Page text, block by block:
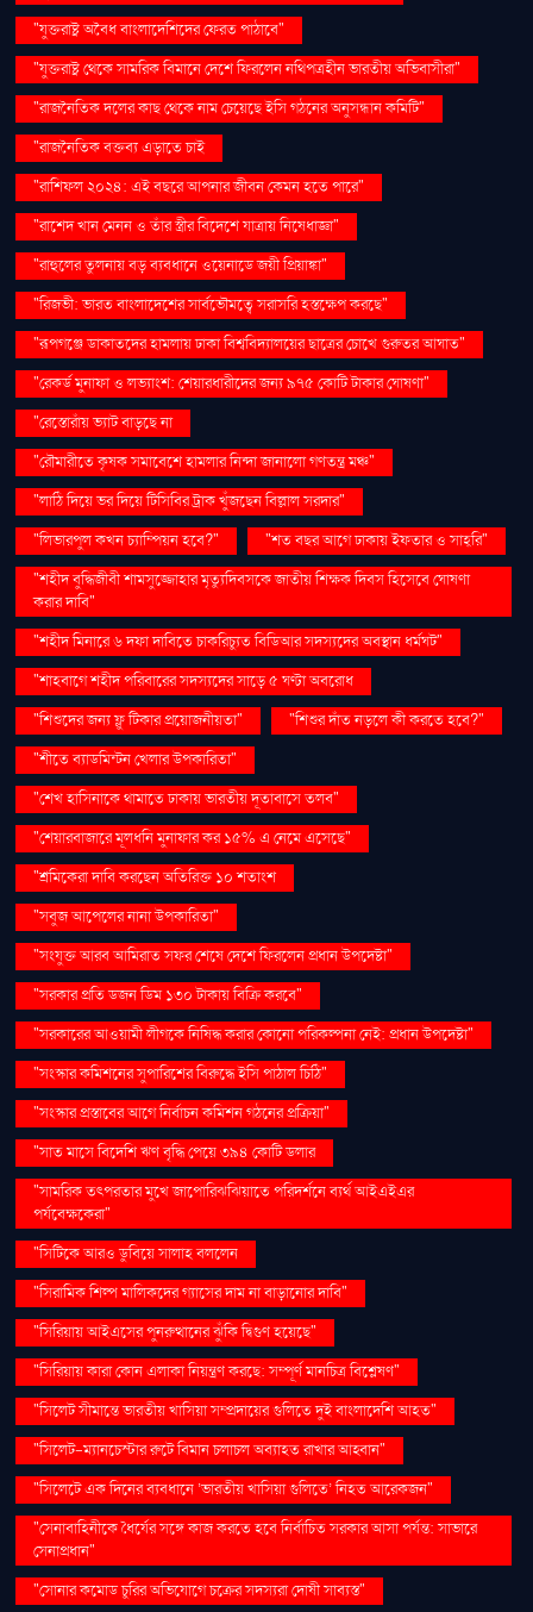
"যুক্তরাষ্ট্র অবৈধ বাংলাদেশিদের ফেরত পাঠাবে"
"যুক্তরাষ্ট্র থেকে সামরিক বিমানে দেশে ফিরলেন নথিপত্রহীন ভারতীয় অভিবাসীরা"
"রাজনৈতিক দলের কাছ থেকে নাম চেয়েছে ইসি গঠনের অনুসন্ধান কমিটি"
"রাজনৈতিক বক্তব্য এড়াতে চাই
"রাশিফল ২০২৪: এই বছরে আপনার জীবন কেমন হতে পারে"
"রাশেদ খান মেনন ও তাঁর স্ত্রীর বিদেশে যাত্রায় নিষেধাজ্ঞা"
"রাহুলের তুলনায় বড় ব্যবধানে ওয়েনাডে জয়ী প্রিয়াঙ্কা"
"রিজভী: ভারত বাংলাদেশের সার্বভৌমত্বে সরাসরি হস্তক্ষেপ করছে"
"রূপগঞ্জে ডাকাতদের হামলায় ঢাকা বিশ্ববিদ্যালয়ের ছাত্রের চোখে গুরুতর আঘাত"
"রেকর্ড মুনাফা ও লভ্যাংশ: শেয়ারধারীদের জন্য ৯৭৫ কোটি টাকার ঘোষণা"
"রেস্তোরাঁয় ভ্যাট বাড়ছে না
"রৌমারীতে কৃষক সমাবেশে হামলার নিন্দা জানালো গণতন্ত্র মঞ্চ"
"লাঠি দিয়ে ভর দিয়ে টিসিবির ট্রাক খুঁজছেন বিল্লাল সরদার"
"লিভারপুল কখন চ্যাম্পিয়ন হবে?"
"শত বছর আগে ঢাকায় ইফতার ও সাহ্‌রি"
"শহীদ বুদ্ধিজীবী শামসুজ্জোহার মৃত্যুদিবসকে জাতীয় শিক্ষক দিবস হিসেবে ঘোষণা
করার দাবি"
"শহীদ মিনারে ৬ দফা দাবিতে চাকরিচ্যুত বিডিআর সদস্যদের অবস্থান ধর্মঘট"
"শাহবাগে শহীদ পরিবারের সদস্যদের সাড়ে ৫ ঘণ্টা অবরোধ
"শিশুদের জন্য ফ্লু টিকার প্রয়োজনীয়তা"
"শিশুর দাঁত নড়লে কী করতে হবে?"
"শীতে ব্যাডমিন্টন খেলার উপকারিতা"
"শেখ হাসিনাকে থামাতে ঢাকায় ভারতীয় দূতাবাসে তলব"
"শেয়ারবাজারে মূলধনি মুনাফার কর ১৫% এ নেমে এসেছে"
"শ্রমিকেরা দাবি করছেন অতিরিক্ত ১০ শতাংশ
"সবুজ আপেলের নানা উপকারিতা"
"সংযুক্ত আরব আমিরাত সফর শেষে দেশে ফিরলেন প্রধান উপদেষ্টা"
"সরকার প্রতি ডজন ডিম ১৩০ টাকায় বিক্রি করবে"
"সরকারের আওয়ামী লীগকে নিষিদ্ধ করার কোনো পরিকল্পনা নেই: প্রধান উপদেষ্টা"
"সংস্কার কমিশনের সুপারিশের বিরুদ্ধে ইসি পাঠাল চিঠি"
"সংস্কার প্রস্তাবের আগে নির্বাচন কমিশন গঠনের প্রক্রিয়া"
"সাত মাসে বিদেশি ঋণ বৃদ্ধি পেয়ে ৩৯৪ কোটি ডলার
"সামরিক তৎপরতার মুখে জাপোরিঝঝিয়াতে পরিদর্শনে ব্যর্থ আইএইএর
পর্যবেক্ষকেরা"
"সিটিকে আরও ডুবিয়ে সালাহ বললেন
"সিরামিক শিল্প মালিকদের গ্যাসের দাম না বাড়ানোর দাবি"
"সিরিয়ায় আইএসের পুনরুত্থানের ঝুঁকি দ্বিগুণ হয়েছে"
"সিরিয়ায় কারা কোন এলাকা নিয়ন্ত্রণ করছে: সম্পূর্ণ মানচিত্র বিশ্লেষণ"
"সিলেট সীমান্তে ভারতীয় খাসিয়া সম্প্রদায়ের গুলিতে দুই বাংলাদেশি আহত"
"সিলেট-ম্যানচেস্টার রুটে বিমান চলাচল অব্যাহত রাখার আহ্বান"
"সিলেটে এক দিনের ব্যবধানে ‘ভারতীয় খাসিয়া গু‌লিতে’ নিহত আরেকজন"
"সেনাবাহিনীকে ধৈর্যের সঙ্গে কাজ করতে হবে নির্বাচিত সরকার আসা পর্যন্ত: সাভারে
সেনাপ্রধান"
"সোনার কমোড চুরির অভিযোগে চক্রের সদস্যরা দোষী সাব্যস্ত"